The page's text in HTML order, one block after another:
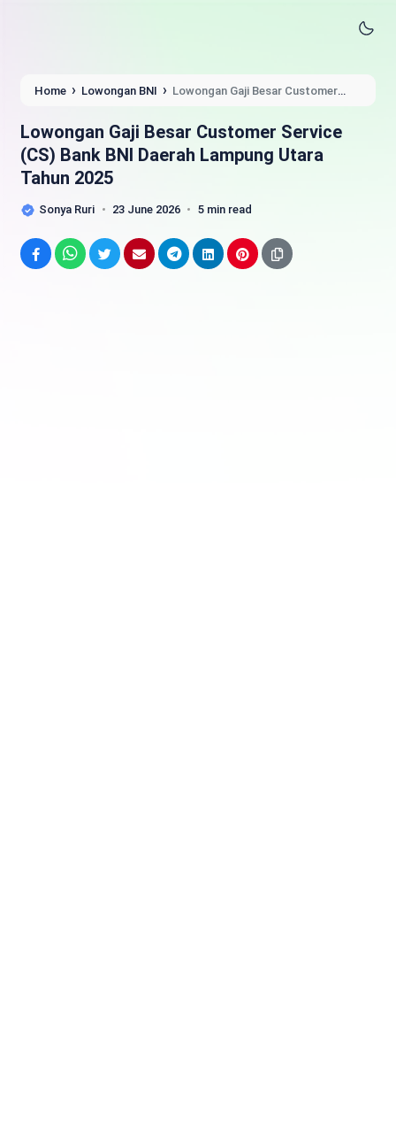
Home › Lowongan BNI › Lowongan Gaji Besar Customer
Lowongan Gaji Besar Customer Service
(CS) Bank BNI Daerah Lampung Utara
Tahun 2025
Sonya Ruri 23 June 2026 5 min read